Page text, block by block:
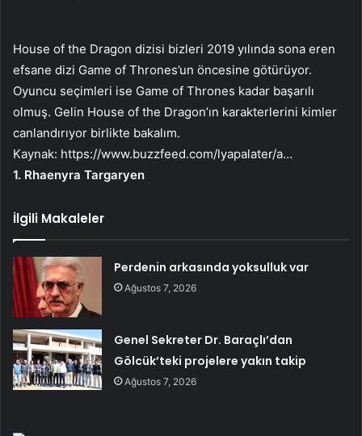
House of the Dragon dizisi bizleri 2019 yılında sona eren
efsane dizi Game of Thrones’un öncesine götürüyor.
Oyuncu seçimleri ise Game of Thrones kadar başarılı
olmuş. Gelin House of the Dragon’ın karakterlerini kimler
canlandırıyor birlikte bakalım.
Kaynak: https://www.buzzfeed.com/lyapalater/a…
1. Rhaenyra Targaryen
İlgili Makaleler
Perdenin arkasında yoksulluk var
Ağustos 7, 2026
Genel Sekreter Dr. Baraçlı’dan
Gölcük’teki projelere yakın takip
Ağustos 7, 2026